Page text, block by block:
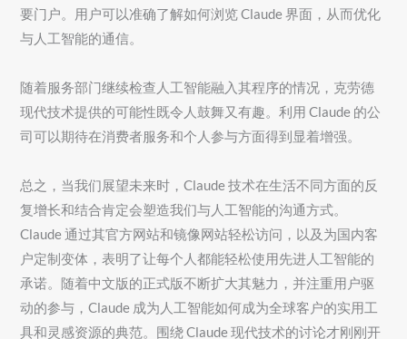
要门户。用户可以准确了解如何浏览 Claude 界面，从而优化
与人工智能的通信。
随着服务部门继续检查人工智能融入其程序的情况，克劳德
现代技术提供的可能性既令人鼓舞又有趣。利用 Claude 的公
司可以期待在消费者服务和个人参与方面得到显着增强。
总之，当我们展望未来时，Claude 技术在生活不同方面的反
复增长和结合肯定会塑造我们与人工智能的沟通方式。
Claude 通过其官方网站和镜像网站轻松访问，以及为国内客
户定制变体，表明了让每个人都能轻松使用先进人工智能的
承诺。随着中文版的正式版不断扩大其魅力，并注重用户驱
动的参与，Claude 成为人工智能如何成为全球客户的实用工
具和灵感资源的典范。围绕 Claude 现代技术的讨论才刚刚开